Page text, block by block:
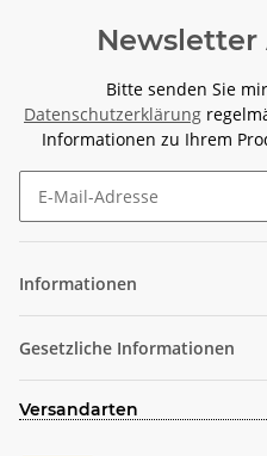
Newsletter
Bitte senden Sie
Datenschutzerklärung
Informationen zu Ihrem
Informationen
Gesetzliche Informationen
Versandarten